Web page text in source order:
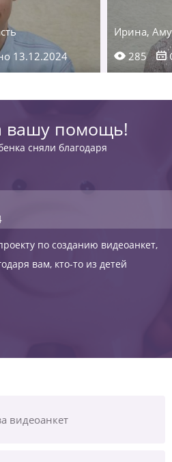
13.12.2024
Ирина,
285
вашу помощь!
сняли благодаря
по созданию видеоанкет,
вам, кто-то из детей
видеоанкет